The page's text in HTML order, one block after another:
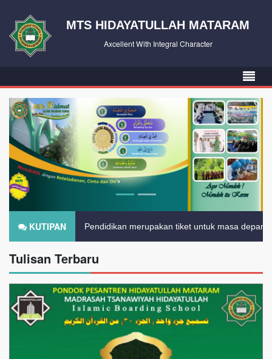
MTS HIDAYATULLAH MATARAM
Axcellent With Integral Character
KUTIPAN Pendidikan merupakan tiket untuk masa
Tulisan Terbaru